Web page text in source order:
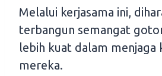
Melalui kerjasama ini,
terbangun semangat
lebih kuat dalam menjaga
mereka.